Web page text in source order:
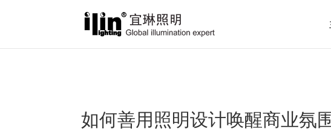
: A non-numeric value encountered in /var/www/html/ilin/wp-
如何善用照明设计唤醒商业氛